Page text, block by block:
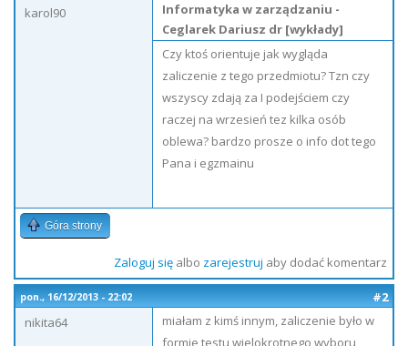
karol90
Informatyka w zarządzaniu -
Ceglarek Dariusz dr [wykłady]
Czy ktoś orientuje jak wygląda
zaliczenie z tego przedmiotu? Tzn czy
wszyscy zdają za I podejściem czy
raczej na wrzesień tez kilka osób
oblewa? bardzo prosze o info dot tego
Pana i egzmainu
Góra strony
Zaloguj sięalbo zarejestruj aby dodać komentarz
pon., 16/12/2013 - 22:02
#2
nikita64
miałam z kimś innym, zaliczenie było w
formie testu wielokrotnego wyboru,